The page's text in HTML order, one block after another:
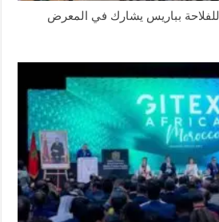
بباريس يشارك في المعرض